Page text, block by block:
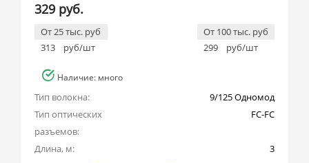
329 руб.
От 25 тыс. руб
313
руб/шт
От 100 тыс. руб
299
руб/шт
Наличие: много
Тип волокна:
9/125 Одномод
Тип оптических
разъемов:
FC-FC
Длина, м: 3